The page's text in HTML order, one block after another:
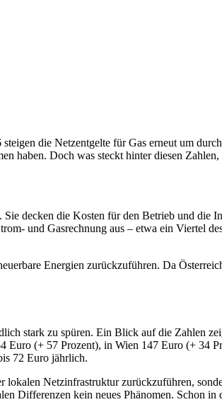
die Netzentgelte für Gas erneut um
haben. Doch was steckt hinter diesen
decken die Kosten für den Betrieb und die
und Gasrechnung aus – etwa ein Viertel
Energien zurückzuführen. Da
stark zu spüren. Ein Blick auf die Zahlen
Euro (+ 57 Prozent), in Wien 147 Euro (+ 34
72 Euro jährlich.
Netzinfrastruktur zurückzuführen,
Differenzen kein neues Phänomen. Schon in